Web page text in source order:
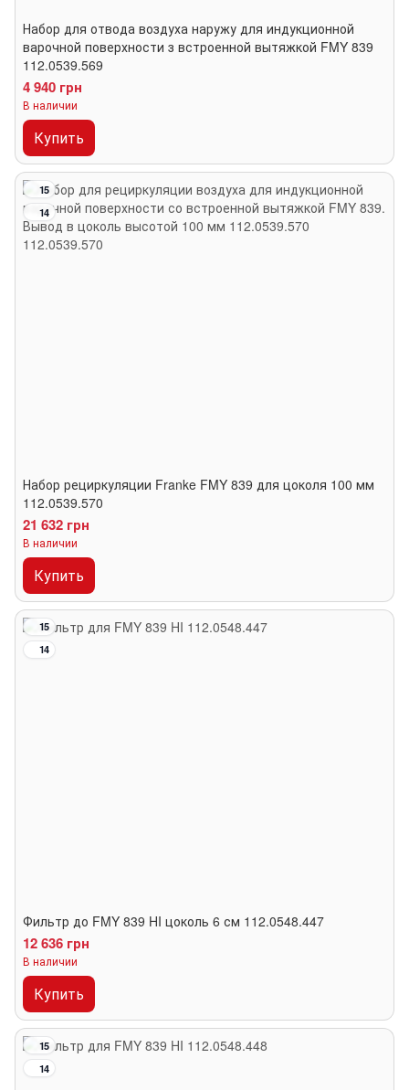
Набор для отвода воздуха наружу для индукционной
варочной поверхности з встроенной вытяжкой FMY 839
112.0539.569
4 940 грн
В наличии
Купить
15
14
Набор рециркуляции Franke FMY 839 для цоколя 100 мм
112.0539.570
21 632 грн
В наличии
Купить
15
14
Фильтр до FMY 839 HI цоколь 6 см 112.0548.447
12 636 грн
В наличии
Купить
15
14